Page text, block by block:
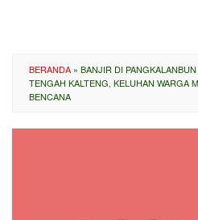
BERANDA » BANJIR DI
TENGAH KALTENG, KELUHAN WARGA
BENCANA